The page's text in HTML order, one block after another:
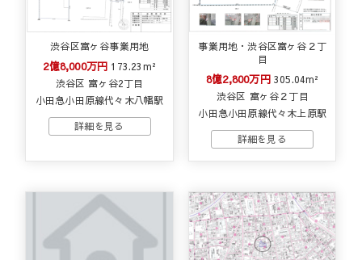
渋谷区富ヶ谷事業用地
2億8,000万円 173.23m²
渋谷区 富ヶ谷2丁目
小田急小田原線代々木八幡駅
事業用地・渋谷区富ヶ谷２丁
目
8億2,800万円 305.04m²
渋谷区 富ヶ谷２丁目
小田急小田原線代々木上原駅